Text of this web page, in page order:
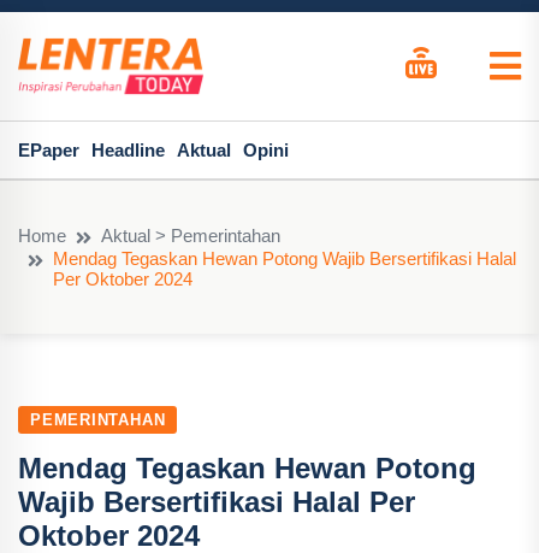
EPaper Headline Aktual Opini
Home
Aktual > Pemerintahan
Mendag Tegaskan Hewan Potong Wajib Bersertifikasi Halal
Per Oktober 2024
PEMERINTAHAN
Mendag Tegaskan Hewan Potong
Wajib Bersertifikasi Halal Per
Oktober 2024